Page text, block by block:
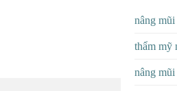
nâng mũi
thẩm mỹ
nâng